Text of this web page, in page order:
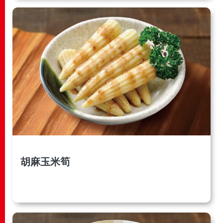
胡麻玉米筍